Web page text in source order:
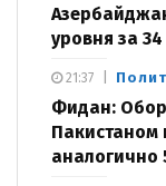
уровня за
Фидан:
Пакистаном
аналогично
21:37